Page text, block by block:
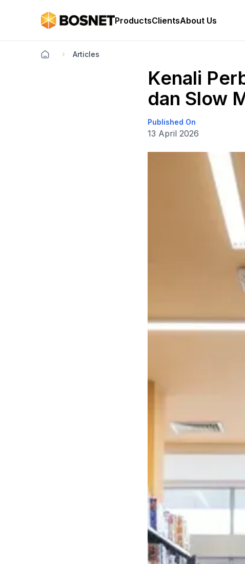
ProductsClientsAbout Us
Articles
Kenali
dan Slow
Published On
13 April 2026